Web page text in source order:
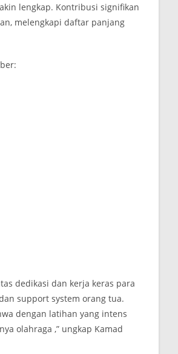
lengkap. Kontribusi signifikan
melengkapi daftar panjang
dedikasi dan kerja keras para
support system orang tua.
dengan latihan yang intens
olahraga ,” ungkap Kamad